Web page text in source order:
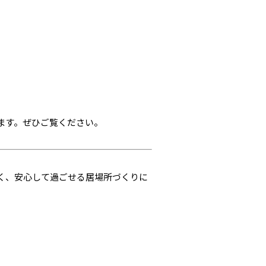
。ぜひご覧ください。
安心して過ごせる居場所づくりに